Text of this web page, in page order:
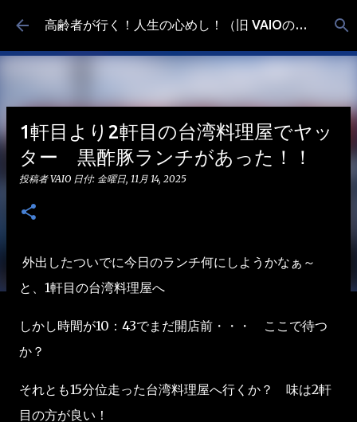
スキップしてメイン コンテンツに移動 高齢者が行く！人生の心めし！（旧 VAIOの食べ歩き）
1軒目より2軒目の台湾料理屋でヤッ
ター 黒酢豚ランチがあった！！
投稿者VAIO 日付: 金曜日, 11月 14, 2025
外出したついでに今日のランチ何にしようかなぁ～
と、1軒目の台湾料理屋へ
しかし時間が10：43でまだ開店前・・・ ここで待つ
か？
それとも15分位走った台湾料理屋へ行くか？ 味は2軒
目の方が良い！